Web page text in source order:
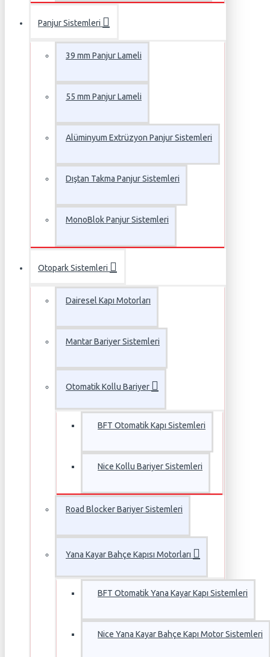
Panjur Sistemleri
39 mm Panjur Lameli
55 mm Panjur Lameli
Alüminyum Extrüzyon Panjur Sistemleri
Dıştan Takma Panjur Sistemleri
MonoBlok Panjur Sistemleri
Otopark Sistemleri
Dairesel Kapı Motorları
Mantar Bariyer Sistemleri
Otomatik Kollu Bariyer
BFT Otomatik Kapı Sistemleri
Nice Kollu Bariyer Sistemleri
Road Blocker Bariyer Sistemleri
Yana Kayar Bahçe Kapısı Motorları
BFT Otomatik Yana Kayar Kapı Sistemleri
Nice Yana Kayar Bahçe Kapı Motor Sistemleri